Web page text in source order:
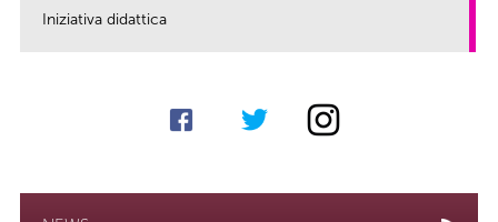
Iniziativa didattica